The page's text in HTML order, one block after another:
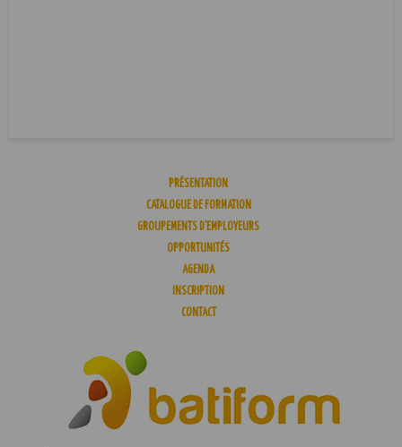
PRÉSENTATION
CATALOGUE DE FORMATION
GROUPEMENTS D’EMPLOYEURS
OPPORTUNITÉS
AGENDA
INSCRIPTION
CONTACT